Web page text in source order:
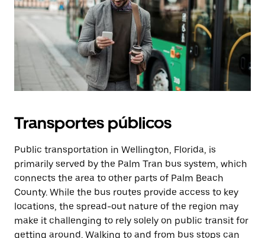
Transportes públicos
Public transportation in Wellington, Florida, is
primarily served by the Palm Tran bus system, which
connects the area to other parts of Palm Beach
County. While the bus routes provide access to key
locations, the spread-out nature of the region may
make it challenging to rely solely on public transit for
getting around. Walking to and from bus stops can